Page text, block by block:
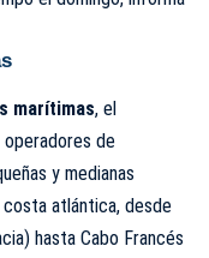
marítimas, el
operadores de
y medianas
atlántica, desde
hasta Cabo Francés